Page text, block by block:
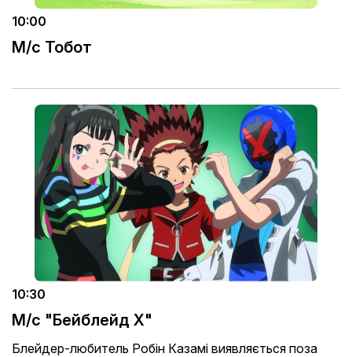
10:00
М/с Тобот
10:30
М/с "Бейблейд X"
Блейдер-любитель Робін Казамі виявляється поза